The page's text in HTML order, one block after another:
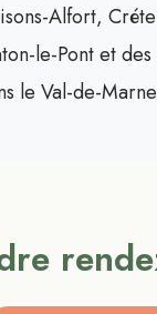
Alfort,
le-Pont et des
le Val-de-